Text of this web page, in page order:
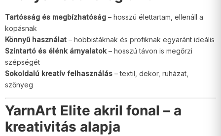
Tartósság és megbízhatóság – hosszú élettartam, ellenáll a
kopásnak
Könnyű használat – hobbistáknak és profiknak egyaránt ideális
Színtartó és élénk árnyalatok – hosszú távon is megőrzi
szépségét
Sokoldalú kreatív felhasználás – textil, dekor, ruházat,
szőnyeg
YarnArt Elite akril fonal – a
kreativitás alapja